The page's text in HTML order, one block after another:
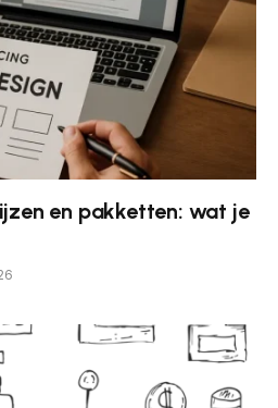
en pakketten: wat je